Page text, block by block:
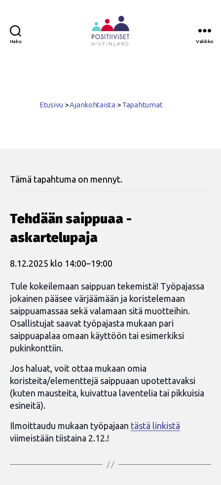
Haku Valikko
Etusivu >Ajankohtaista >Tapahtumat
Tämä tapahtuma on mennyt.
Tehdään saippuaa -
askartelupaja
8.12.2025 klo 14:00–19:00
Tule kokeilemaan saippuan tekemistä! Työpajassa
jokainen pääsee värjäämään ja koristelemaan
saippuamassaa sekä valamaan sitä muotteihin.
Osallistujat saavat työpajasta mukaan pari
saippuapalaa omaan käyttöön tai esimerkiksi
pukinkonttiin.
Jos haluat, voit ottaa mukaan omia
koristeita/elementtejä saippuaan upotettavaksi
(kuten mausteita, kuivattua laventelia tai pikkuisia
esineitä).
Ilmoittaudu mukaan työpajaan tästä linkistä
viimeistään tiistaina 2.12.!